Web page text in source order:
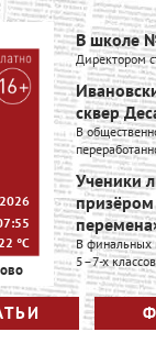
22 °C
В школе
Директором
сквер
В
Ученики
призёром
В финальных
5–7-х